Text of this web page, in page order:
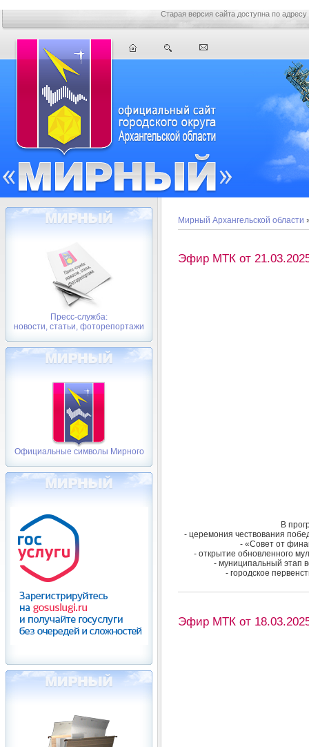
Старая версия сайта доступна по адресу
Пресс-служба:
новости, статьи, фоторепортажи
Официальные символы Мирного
Мирный Архангельской области
Эфир МТК от
В
- церемония чествования
- «Совет от
- открытие обновленного
- муниципальный этап
- городское
Эфир МТК от